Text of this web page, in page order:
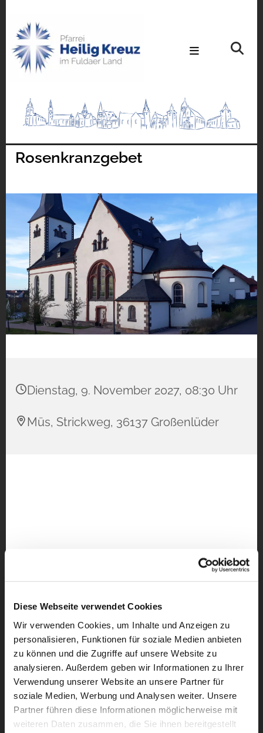
Diese Webseite verwendet Cookies
Wir verwenden Cookies, um Inhalte und Anzeigen zu
personalisieren, Funktionen für soziale Medien anbieten
zu können und die Zugriffe auf unsere Website zu
analysieren. Außerdem geben wir Informationen zu Ihrer
Verwendung unserer Website an unsere Partner für
soziale Medien, Werbung und Analysen weiter. Unsere
Partner führen diese Informationen möglicherweise mit
weiteren Daten zusammen, die Sie ihnen bereitgestellt
Rosenkranzgebet
Dienstag, 9. November 2027, 08:30 Uhr
Müs, Strickweg, 36137 Großenlüder
Dies könnte Sie auch